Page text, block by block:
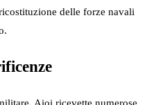
delle forze navali
Aioi ricevette numerose